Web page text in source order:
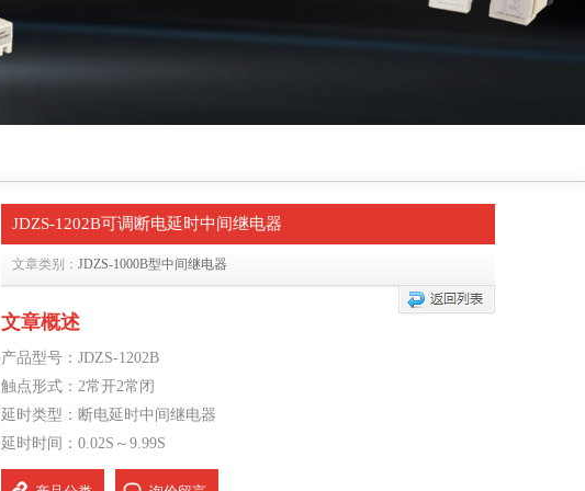
JDZS-1202B可调断电延时中间继电器
文章类别： JDZS-1000B型中间继电器
文章概述
产品型号：JDZS-1202B
触点形式：2常开2常闭
延时类型：断电延时中间继电器
延时时间：0.02S～9.99S